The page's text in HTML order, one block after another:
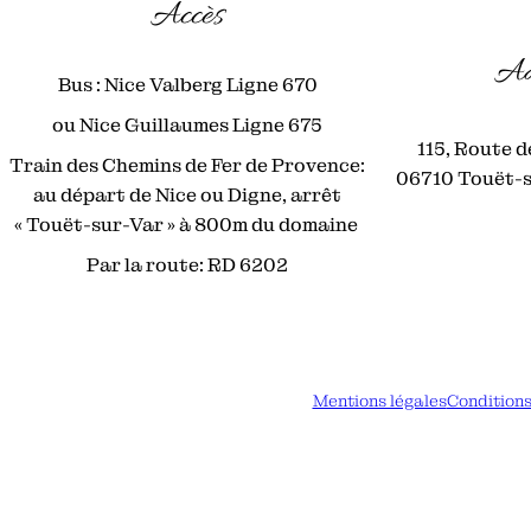
Accès
Bus : Nice Valberg Ligne 670
ou Nice Guillaumes Ligne 675
Train des Chemins de Fer de Provence:
au départ de Nice ou Digne, arrêt
« Touët-sur-Var » à 800m du domaine
Par la route: RD 6202
115, Route
06710 Touët-
Mentions légales